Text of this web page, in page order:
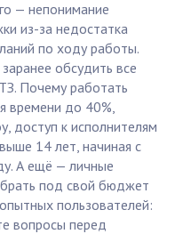
— непонимание
из-за недостатка
по ходу работы.
обсудить все
Почему работать
времени до 40%,
доступ к исполнителям
14 лет, начиная с
А ещё — личные
под свой бюджет
пользователей:
вопросы перед